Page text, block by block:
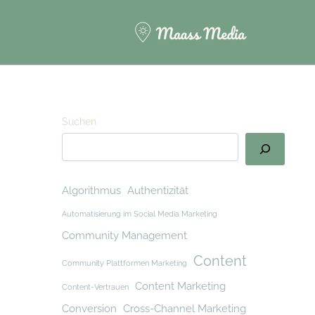
Suchen
Algorithmus Authentizität
Automatisierung im Social Media Marketing
Community Management
Community Plattformen Marketing Content
Content-Vertrauen
Content Marketing
Conversion Cross-Channel Marketing